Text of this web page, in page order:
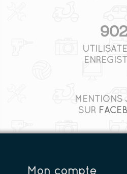
902
MENTIONS
SUR
Mon compte